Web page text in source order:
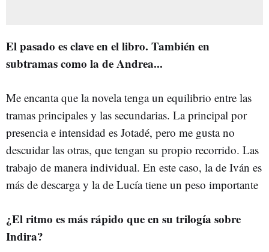
El pasado es clave en el libro. También en
subtramas como la de Andrea...
Me encanta que la novela tenga un equilibrio entre las
tramas principales y las secundarias. La principal por
presencia e intensidad es Jotadé, pero me gusta no
descuidar las otras, que tengan su propio recorrido. Las
trabajo de manera individual. En este caso, la de Iván es
más de descarga y la de Lucía tiene un peso importante
¿El ritmo es más rápido que en su trilogía sobre
Indira?